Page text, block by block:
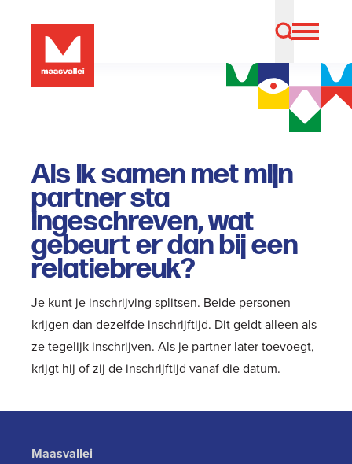
Als ik samen met mijn
partner sta
ingeschreven, wat
gebeurt er dan bij een
relatiebreuk?
Je kunt je inschrijving splitsen. Beide personen
krijgen dan dezelfde inschrijftijd. Dit geldt alleen als
ze tegelijk inschrijven. Als je partner later toevoegt,
krijgt hij of zij de inschrijftijd vanaf die datum.
Maasvallei